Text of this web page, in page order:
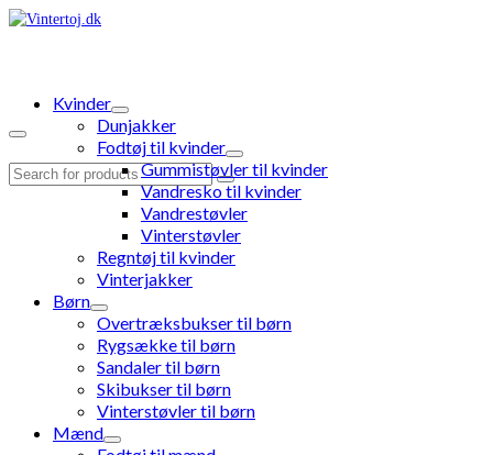
Search
Kvinder
Dunjakker
Fodtøj til kvinder
Gummistøvler til kvinder
Vandresko til kvinder
Vandrestøvler
Vinterstøvler
Regntøj til kvinder
Vinterjakker
Børn
Overtræksbukser til børn
Rygsække til børn
Sandaler til børn
Skibukser til børn
Vinterstøvler til børn
Mænd